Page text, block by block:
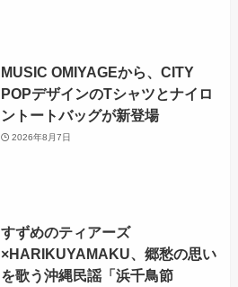
MUSIC OMIYAGEから、CITY
POPデザインのTシャツとナイロ
ントートバッグが新登場
2026年8月7日
すずめのティアーズ
×HARIKUYAMAKU、郷愁の思い
を歌う沖縄民謡「浜千鳥節